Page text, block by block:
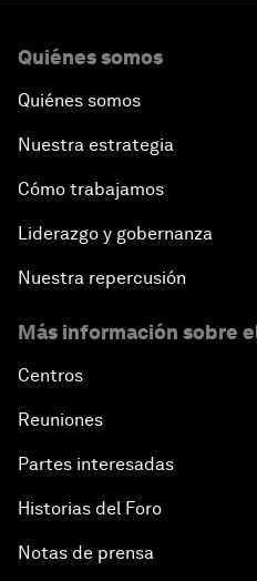
Quiénes somos
Quiénes somos
Nuestra estrategia
Cómo trabajamos
Liderazgo y gobernanza
Nuestra repercusión
Más información sobre
Centros
Reuniones
Partes interesadas
Historias del Foro
Notas de prensa